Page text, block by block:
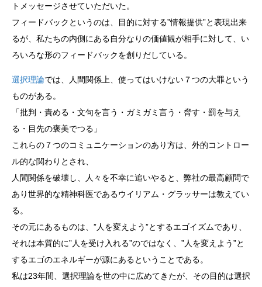
トメッセージさせていただいた。
フィードバックというのは、目的に対する”情報提供”と表現出来
るが、私たちの内側にある自分なりの価値観が相手に対して、い
ろいろな形のフィードバックを創りだしている。
選択理論では、人間関係上、使ってはいけない７つの大罪という
ものがある。
「批判・責める・文句を言う・ガミガミ言う・脅す・罰を与え
る・目先の褒美でつる」
これらの７つのコミュニケーションのあり方は、外的コントロー
ル的な関わりとされ、
人間関係を破壊し、人々を不幸に追いやると、弊社の最高顧問で
あり世界的な精神科医であるウイリアム・グラッサーは教えてい
る。
その元にあるものは、”人を変えよう”とするエゴイズムであり、
それは本質的に”人を受け入れる”のではなく、”人を変えよう”と
するエゴのエネルギーが源にあるということである。
私は23年間、選択理論を世の中に広めてきたが、その目的は選択